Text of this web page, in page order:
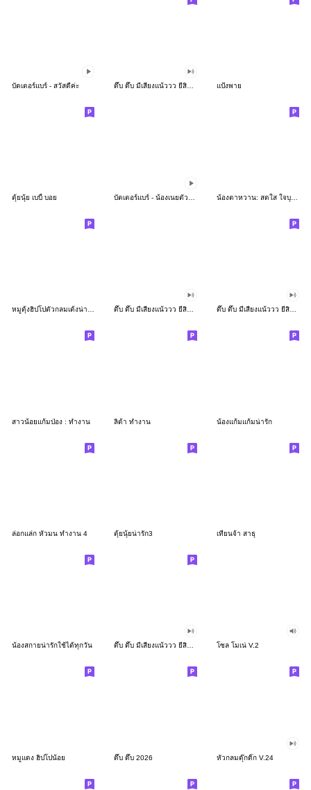
บัตเตอร์แบร์ - สวัสดีค่ะ แป้งพาย
ตุ้ยนุ้ย เบบี้ บอย น้องตาหวาน: สดใส ใจบุญ (สีพาสเทล)
หมูดุ้งฮิปโปตัวกลมเด้งน่ารัก ดึ๊บ ดึ๊บ มีเสียงแน้ววว ยี่สิบเจ็ด ดึ๊บ ดึ๊บ มีเสียงแน้ววว ยี่สิบหก
สาวน้อยแก้มป่อง : ทำงาน ลิต้า ทำงาน น้องแก้มแก้มน่ารัก
ล่อกแล่ก หัวมน ทำงาน 4 ตุ้ยนุ้ยน่ารัก3 เทียนจ้า สาธุ
น้องสกายน่ารักใช้ได้ทุกวัน ดึ๊บ ดึ๊บ มีเสียงแน้ววว ยี่สิบสอง โซล โมเน่ V.2
หมูแดง ฮิปโปน้อย ดึ๊บ ดึ๊บ 2026 หัวกลมดุ๊กดิ๊ก V.24